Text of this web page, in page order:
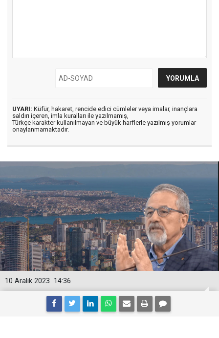
UYARI: Küfür, hakaret, rencide edici cümleler veya imalar, inançlara
saldırı içeren, imla kuralları ile yazılmamış,
Türkçe karakter kullanılmayan ve büyük harflerle yazılmış yorumlar
onaylanmamaktadır.
14:36
10 Aralık 2023